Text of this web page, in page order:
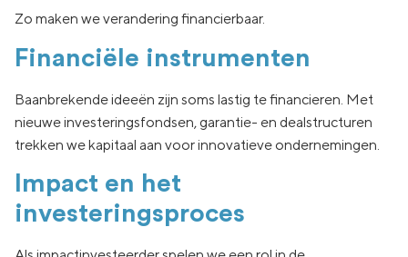
Zo maken we verandering financierbaar.
Financiële instrumenten
Baanbrekende ideeën zijn soms lastig te financieren. Met
nieuwe investeringsfondsen, garantie- en dealstructuren
trekken we kapitaal aan voor innovatieve ondernemingen.
Impact en het
investeringsproces